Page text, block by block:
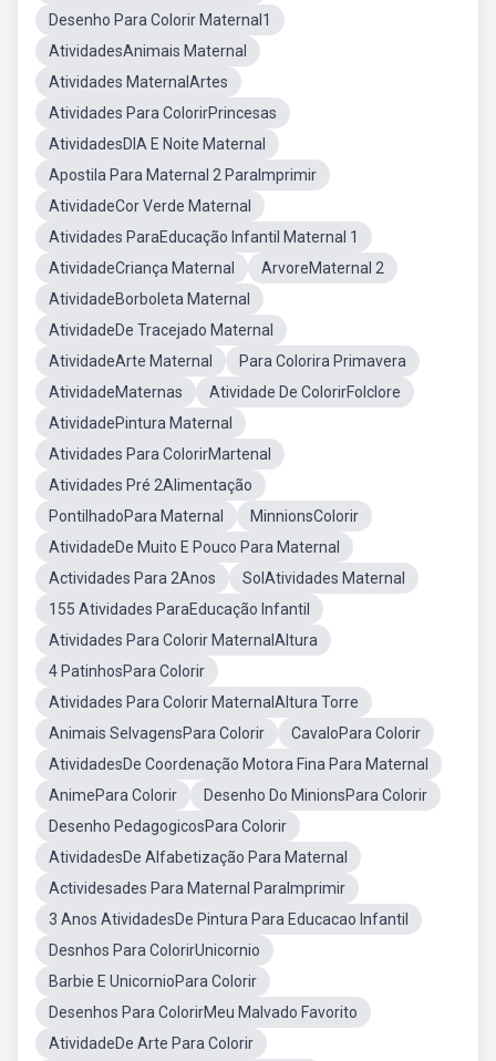
Desenho Para Colorir Maternal1
AtividadesAnimais Maternal
Atividades MaternalArtes
Atividades Para ColorirPrincesas
AtividadesDIA E Noite Maternal
Apostila Para Maternal 2 ParaImprimir
AtividadeCor Verde Maternal
Atividades ParaEducação Infantil Maternal 1
AtividadeCriança Maternal
ArvoreMaternal 2
AtividadeBorboleta Maternal
AtividadeDe Tracejado Maternal
AtividadeArte Maternal
Para Colorira Primavera
AtividadeMaternas
Atividade De ColorirFolclore
AtividadePintura Maternal
Atividades Para ColorirMartenal
Atividades Pré 2Alimentação
PontilhadoPara Maternal
MinnionsColorir
AtividadeDe Muito E Pouco Para Maternal
Actividades Para 2Anos
SolAtividades Maternal
155 Atividades ParaEducação Infantil
Atividades Para Colorir MaternalAltura
4 PatinhosPara Colorir
Atividades Para Colorir MaternalAltura Torre
Animais SelvagensPara Colorir
CavaloPara Colorir
AtividadesDe Coordenação Motora Fina Para Maternal
AnimePara Colorir
Desenho Do MinionsPara Colorir
Desenho PedagogicosPara Colorir
AtividadesDe Alfabetização Para Maternal
Actividesades Para Maternal ParaImprimir
3 Anos AtividadesDe Pintura Para Educacao Infantil
Desnhos Para ColorirUnicornio
Barbie E UnicornioPara Colorir
Desenhos Para ColorirMeu Malvado Favorito
AtividadeDe Arte Para Colorir